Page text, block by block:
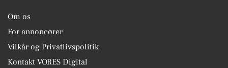
Om os
For annoncører
Vilkår og Privatlivspolitik
Kontakt VORES Digital